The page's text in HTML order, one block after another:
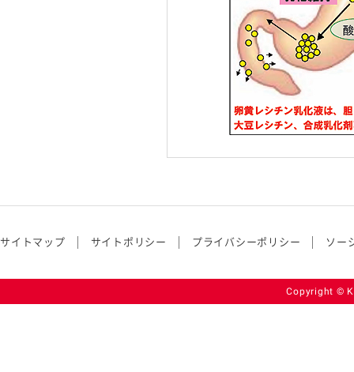
サイトマップ サイトポリシー プライバシーポリシー ソー
Copyright ©